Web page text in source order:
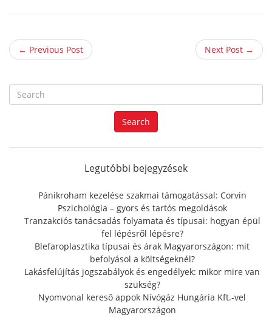
← Previous Post Next Post →
e
a
r
f
r
:
Search
Legutóbbi bejegyzések
Pánikroham kezelése szakmai támogatással: Corvin
Pszichológia – gyors és tartós megoldások
Tranzakciós tanácsadás folyamata és típusai: hogyan épül
fel lépésről lépésre?
Blefaroplasztika típusai és árak Magyarországon: mit
befolyásol a költségeknél?
Lakásfelújítás jogszabályok és engedélyek: mikor mire van
szükség?
Nyomvonal kereső appok Nívógáz Hungária Kft.-vel
Magyarországon